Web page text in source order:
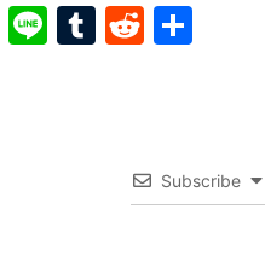
Pinterest
LineTumblr
Reddit
Subscribe